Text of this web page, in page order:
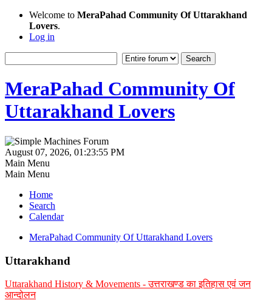
Welcome to MeraPahad Community Of Uttarakhand
Lovers.
Log in
MeraPahad Community Of
Uttarakhand Lovers
August 07, 2026, 01:23:55 PM
Main Menu
Main Menu
Home
Search
Calendar
MeraPahad Community Of Uttarakhand Lovers
Uttarakhand
Uttarakhand History & Movements - उत्तराखण्ड का इतिहास एवं जन
आन्दोलन